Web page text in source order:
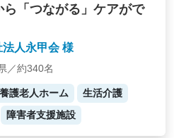
「つながる」ケアがで
人永甲会 様
／約340名
護老人ホーム
生活介護
障害者支援施設